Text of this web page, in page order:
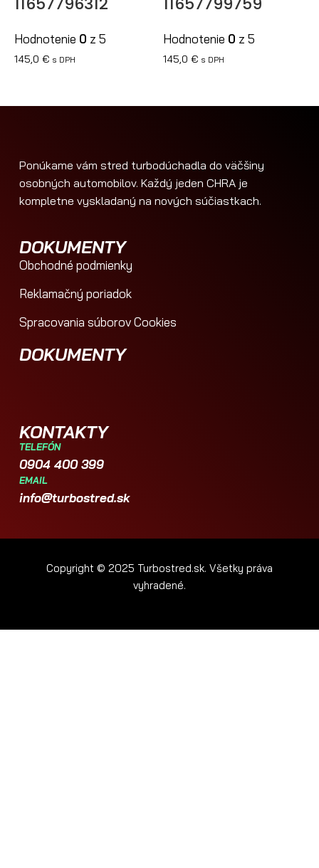
Hodnotenie 0 z 5
145,0 € s DPH
Hodnotenie 0 z 5
145,0 € s DPH
Ponúkame vám stred turbodúchadla do väčšiny
osobných automobilov. Každý jeden CHRA je
kompletne vyskladaný na nových súčiastkach.
DOKUMENTY
Obchodné podmienky
Reklamačný poriadok
Spracovania súborov Cookies
DOKUMENTY
KONTAKTY
TELEFÓN
0904 400 399
EMAIL
info@turbostred.sk
Copyright © 2025 Turbostred.sk. Všetky práva
vyhradené.